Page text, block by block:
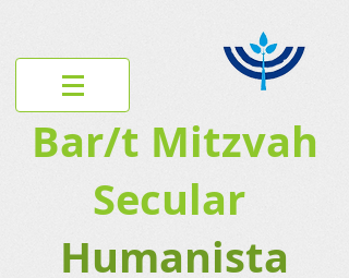
Bar/t Mitzvah
Secular
Humanista